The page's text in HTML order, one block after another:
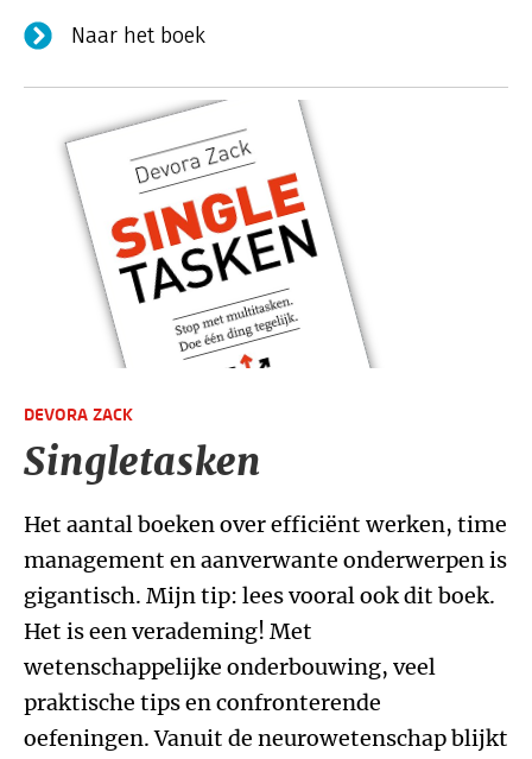
Naar het boek
DEVORA ZACK
Singletasken
Het aantal boeken over efficiënt werken, time
management en aanverwante onderwerpen is
gigantisch. Mijn tip: lees vooral ook dit boek.
Het is een verademing! Met
wetenschappelijke onderbouwing, veel
praktische tips en confronterende
oefeningen. Vanuit de neurowetenschap blijkt